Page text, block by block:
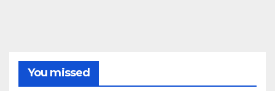
You missed